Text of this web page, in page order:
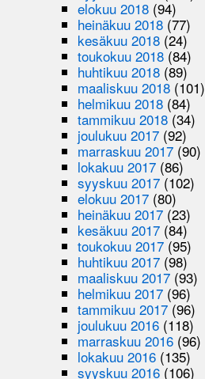
elokuu 2018 (94)
heinäkuu 2018 (77)
kesäkuu 2018 (24)
toukokuu 2018(84)
huhtikuu 2018 (89)
maaliskuu 2018 (101)
helmikuu 2018 (84)
tammikuu 2018(34)
joulukuu 2017 (92)
marraskuu 2017 (90)
lokakuu 2017 (86)
syyskuu 2017(102)
elokuu 2017 (80)
heinäkuu 2017 (23)
kesäkuu 2017 (84)
toukokuu 2017(95)
huhtikuu 2017 (98)
maaliskuu 2017 (93)
helmikuu 2017 (96)
tammikuu 2017(96)
joulukuu 2016 (118)
marraskuu 2016 (96)
lokakuu 2016 (135)
syyskuu 2016(106)